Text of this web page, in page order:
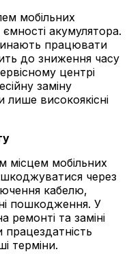
мобільних
акумулятора.
працювати
до зниження часу
центрі
заміну
високоякісні
місцем мобільних
через
кабелю,
пошкодження. У
ремонті та заміні
терміни.